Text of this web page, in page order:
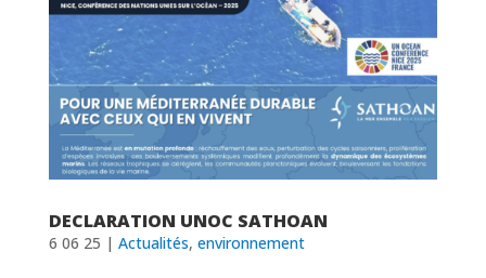
DECLARATION UNOC SATHOAN
6 06 25 | Actualités, environnement